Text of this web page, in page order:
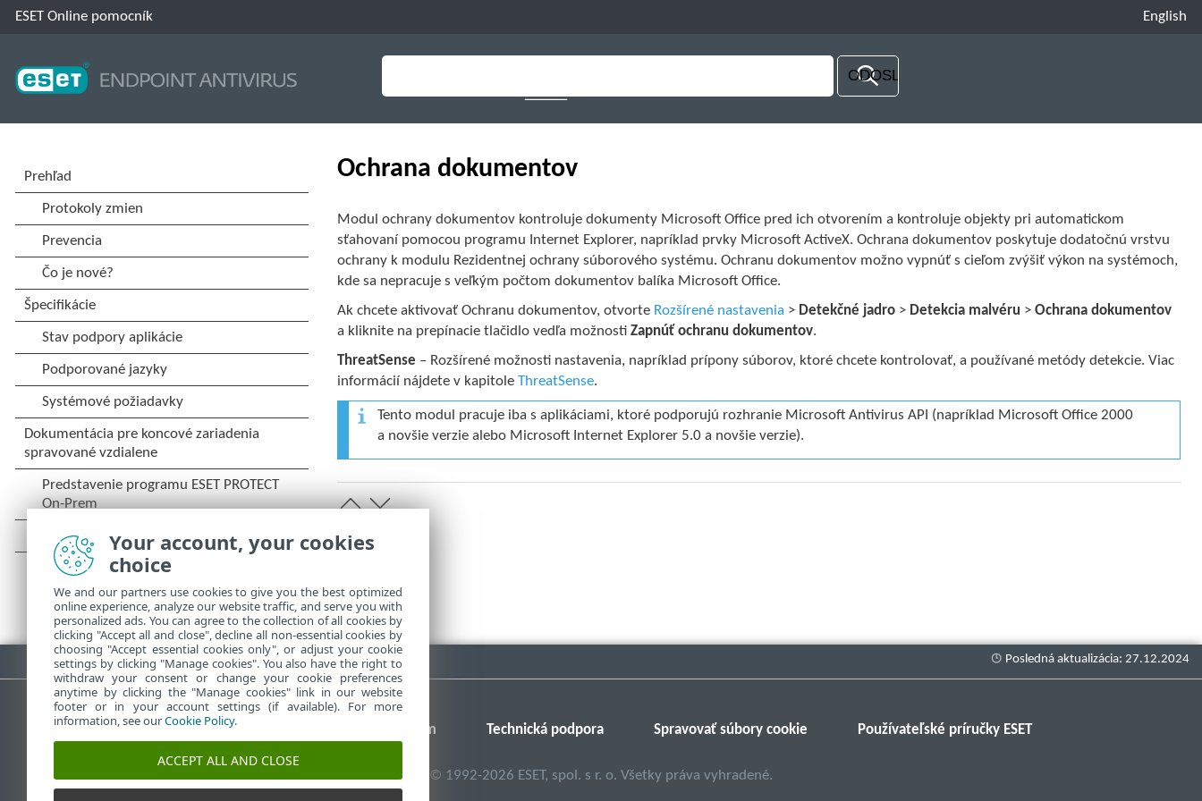
ESET Online pomocník English
Ochrana dokumentov
Modul ochrany dokumentov kontroluje dokumenty Microsoft Office pred ich otvorením a kontroluje objekty pri automatickom
sťahovaní pomocou programu Internet Explorer, napríklad prvky Microsoft ActiveX. Ochrana dokumentov poskytuje dodatočnú vrstvu
ochrany k modulu Rezidentnej ochrany súborového systému. Ochranu dokumentov možno vypnúť s cieľom zvýšiť výkon na systémoch,
kde sa nepracuje s veľkým počtom dokumentov balíka Microsoft Office.
Ak chcete aktivovať Ochranu dokumentov, otvorte Rozšírené nastavenia > Detekčné jadro > Detekcia malvéru >Ochrana dokumentov
a kliknite na prepínacie tlačidlo vedľa možnostiZapnúť ochranu dokumentov.
ThreatSense – Rozšírené možnosti nastavenia, napríklad prípony súborov, ktoré chcete kontrolovať, a používané metódy detekcie. Viac
informácií nájdete v kapitoleThreatSense.
Tento modul pracuje iba s aplikáciami, ktoré podporujú rozhranie Microsoft Antivirus API (napríklad Microsoft Office 2000
a novšie verzie alebo Microsoft Internet Explorer 5.0 a novšie verzie).
Stiahnuť PDF
Databáza znalostí ESET ESET Fórum Technická podpora Spravovať súbory cookie Používateľské príručky ESET
© 1992-2026 ESET, spol. s r. o. Všetky práva vyhradené.
Your account, your cookies
choice
We and our partners use cookies to give you the best optimized
online experience, analyze our website traffic, and serve you with
personalized ads. You can agree to the collection of all cookies by
clicking "Accept all and close", decline all non-essential cookies by
choosing "Accept essential cookies only", or adjust your cookie
settings by clicking "Manage cookies". You also have the right to
withdraw your consent or change your cookie preferences
anytime by clicking the "Manage cookies" link in our website
footer or in your account settings (if available). For more
information, see ourCookie Policy.
ACCEPT ALL AND CLOSE